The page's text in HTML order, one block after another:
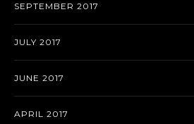
SEPTEMBER 2017
JULY 2017
JUNE 2017
APRIL 2017